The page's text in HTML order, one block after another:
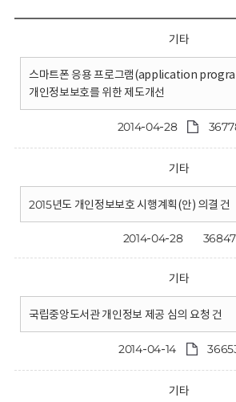
기타
스마트폰 응용 프로그램(application
개인정보보호를 위한 제도개선
2014-04-28
기타
2015년도 개인정보보호 시행계획(안) 의결 건
2014-04-28 36847
기타
국립중앙도서관 개인정보 제공 심의 요청 건
2014-04-14
기타